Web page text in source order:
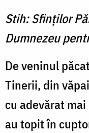
Stih: Sfinţilor
Dumnezeu
De veninul
Tinerii, din
cu adevărat
au topit în